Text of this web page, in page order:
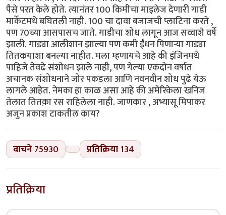
पैसे परत केले होते. त्यानंतर 100 किमीचा माइलेज देणारी गाडी
मार्केटमधे बघितली नाही. 100 चा दावा बजाजची प्लाटिना करते ,
पण 70च्या आसपासच जाते. गाडीचा शोध लागून आज सव्वाशे वर्षे
झाली. गाड्या आलीशान झाल्या पण कमी ईंधन पिणाऱ्या गाड्या
तितकयाशा बनल्या नाहीत. मला म्हणायचे आहे की इंजिनमधे
पाहिजे तेवढे संशोधन झाले नाही, पण गेल्या एकदोन वर्षात
अचानक संशोधनाने जोर पकडला आणि नवनवीन शोध पुढे येऊ
लागले आहेत. नेमका हा काळ असा आहे की अमेरिकेला खनिज
तेलात तितक़ा रस राहिलेला नाही. जाणकार , अभ्यासू मिपाकर
अजुन प्रकाश टाकतील काय?
वाचने 75930 प्रतिक्रिया134
प्रतिक्रिया